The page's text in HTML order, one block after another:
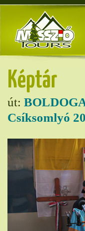
Képtár
út:
Csíksomlyó